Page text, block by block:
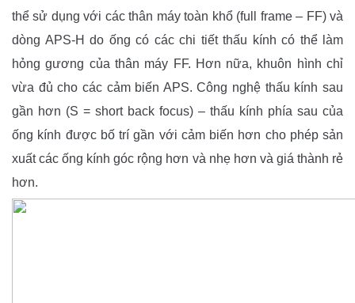
thể sử dụng với các thân máy toàn khổ (full frame – FF) và
dòng APS-H do ống có các chi tiết thấu kính có thể làm
hỏng gương của thân máy FF. Hơn nữa, khuôn hình chỉ
vừa đủ cho các cảm biến APS. Công nghệ thấu kính sau
gần hơn (S = short back focus) – thấu kính phía sau của
ống kính được bố trí gần với cảm biến hơn cho phép sản
xuất các ống kính góc rộng hơn và nhẹ hơn và giá thành rẻ
hơn.